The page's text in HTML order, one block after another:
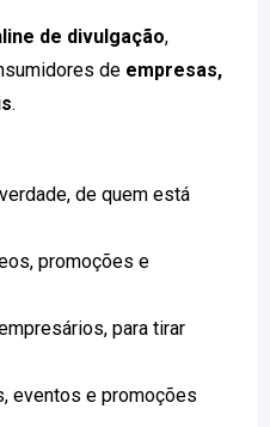
de divulgação,
de empresas,
.
de quem está
promoções e
para tirar
eventos e promoções